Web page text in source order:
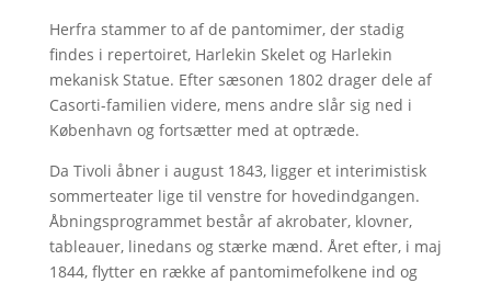
Herfra stammer to af de pantomimer, der stadig
findes i repertoiret, Harlekin Skelet og Harlekin
mekanisk Statue. Efter sæsonen 1802 drager dele af
Casorti-familien videre, mens andre slår sig ned i
København og fortsætter med at optræde.
Da Tivoli åbner i august 1843, ligger et interimistisk
sommerteater lige til venstre for hovedindgangen.
Åbningsprogrammet består af akrobater, klovner,
tableauer, linedans og stærke mænd. Året efter, i maj
1844, flytter en række af pantomimefolkene ind og